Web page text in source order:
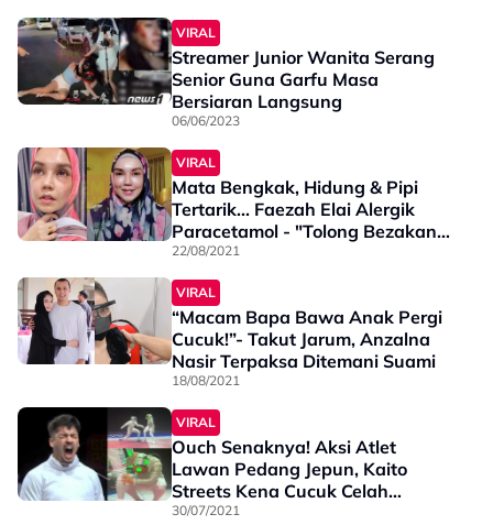
VIRAL
Streamer Junior Wanita Serang
Senior Guna Garfu Masa
Bersiaran Langsung
06/06/2023
VIRAL
Mata Bengkak, Hidung & Pipi
Tertarik... Faezah Elai Alergik
Paracetamol - "Tolong Bezakan
Bengkak & Buat Muka"
22/08/2021
VIRAL
“Macam Bapa Bawa Anak Pergi
Cucuk!”- Takut Jarum, Anzalna
Nasir Terpaksa Ditemani Suami
18/08/2021
VIRAL
Ouch Senaknya! Aksi Atlet
Lawan Pedang Jepun, Kaito
Streets Kena Cucuk Celah
Kangkang Cuit Hati Ramai
30/07/2021